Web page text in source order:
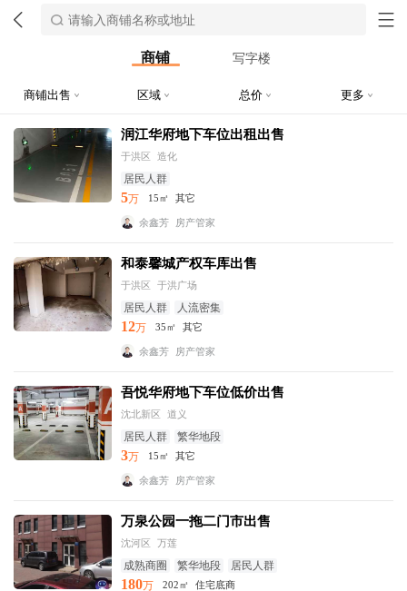
商铺 写字楼
商铺出售 区域 总价 更多
润江华府地下车位出租出售
于洪区 造化
居民人群
5万 15㎡ 其它
余鑫芳 房产管家
和泰馨城产权车库出售
于洪区 于洪广场
居民人群 人流密集
12万 35㎡ 其它
余鑫芳 房产管家
吾悦华府地下车位低价出售
沈北新区 道义
居民人群 繁华地段
3万 15㎡ 其它
余鑫芳 房产管家
万泉公园一拖二门市出售
沈河区 万莲
成熟商圈 繁华地段 居民人群
180万 202㎡ 住宅底商